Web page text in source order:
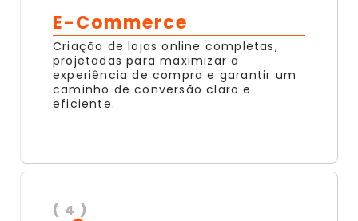
E-Commerce
Criação de lojas online completas,
projetadas para maximizar a
experiência de compra e garantir um
caminho de conversão claro e
eficiente.
( 4 )